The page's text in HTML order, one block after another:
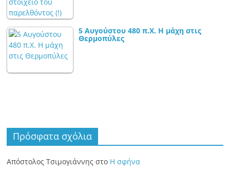
5 Αυγούστου 480 π.Χ. Η μάχη στις
Θερμοπύλες
Πρόσφατα σχόλια
Απόστολος Τσιμογιάννης στο Η σφήνα